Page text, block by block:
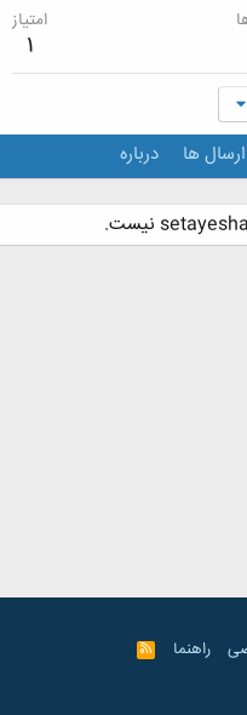
امتیاز
1
ارسال ها درباره
راهنما
R
S